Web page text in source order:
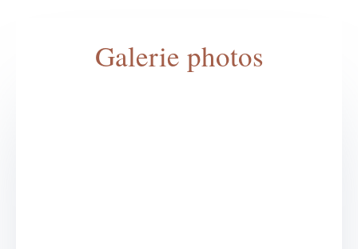
Galerie photos